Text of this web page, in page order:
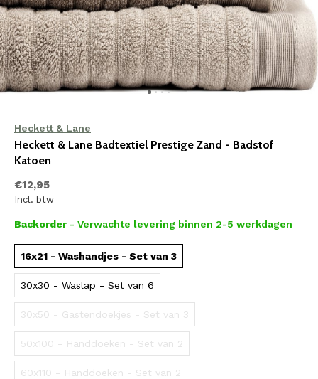
Heckett & Lane
Heckett & Lane Badtextiel Prestige Zand - Badstof
Katoen
€12,95
Incl. btw
Backorder - Verwachte levering binnen 2-5 werkdagen
16x21 - Washandjes - Set van 3
30x30 - Waslap - Set van 6
30x50 - Gastendoekjes - Set van 3
50x100 - Handdoeken - Set van 2
60x110 - Handdoeken - Set van 2